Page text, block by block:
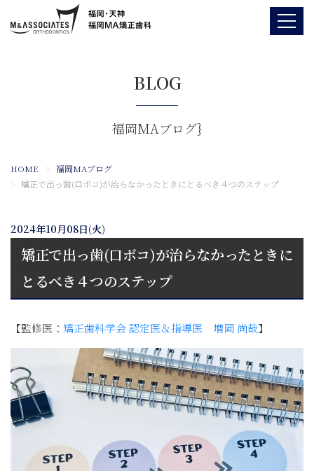
BLOG
福岡MAブログ}
HOME
福岡MAブログ
矯正で出っ歯(口ボコ)が治らなかったときにとるべき４つのステップ
2024年10月08日(火)
矯正で出っ歯(口ボコ)が治らなかったときに
とるべき４つのステップ
【監修医： 矯正歯科学会 認定医＆指導医 増岡 尚哉】